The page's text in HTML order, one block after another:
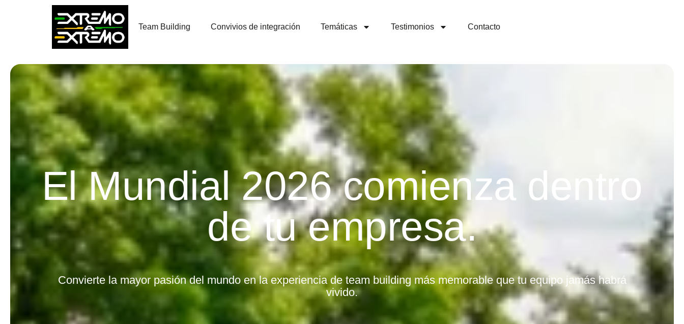
Team Building Convivios de integración Temáticas Testimonios Contacto
El Mundial 2026 comienza dentro
de tu empresa.
Convierte la mayor pasión del mundo en la experiencia de team building más memorable que tu equipo jamás habrá
vivido.